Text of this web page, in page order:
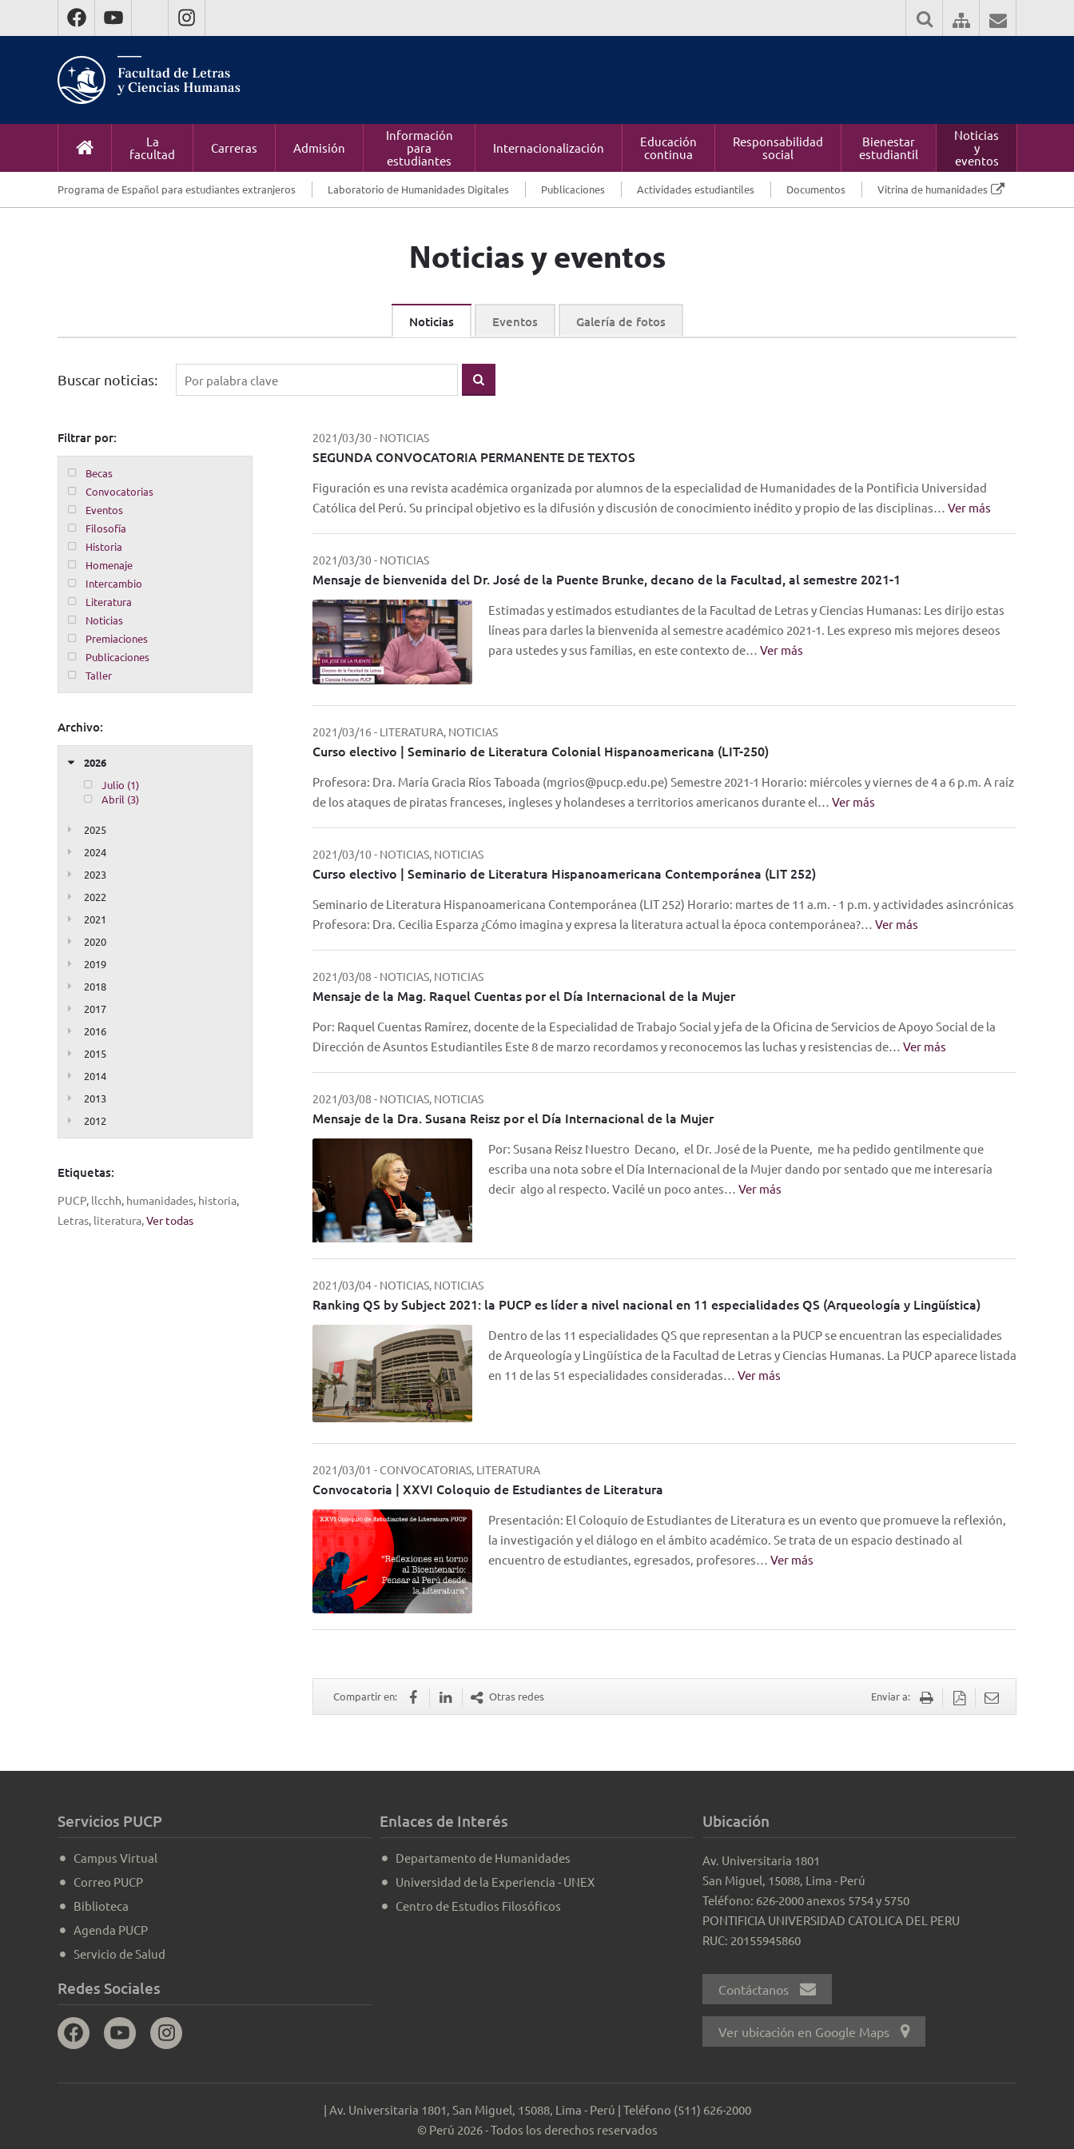
La
facultad
Carreras Admisión
Información
para
estudiantes
Internacionalización
Educación
continua
Responsabilidad
social
Bienestar
estudiantil
Noticias
y
eventos
Programa de Español para estudiantes extranjeros Laboratorio de Humanidades Digitales Publicaciones Actividades estudiantiles Documentos Vitrina de humanidades
Noticias y eventos
Noticias Eventos Galería de fotos
Buscar noticias:
Filtrar por:
Becas
Convocatorias
Eventos
Filosofía
Historia
Homenaje
Intercambio
Literatura
Noticias
Premiaciones
Publicaciones
Taller
Archivo:
2026
Julio (1)
Abril (3)
2025
2024
2023
2022
2021
2020
2019
2018
2017
2016
2015
2014
2013
2012
Etiquetas:
PUCP, llcchh, humanidades, historia,
Letras, literatura,Ver todas
2021/03/30- NOTICIAS
SEGUNDA CONVOCATORIA PERMANENTE DE TEXTOS
Figuración es una revista académica organizada por alumnos de la especialidad de Humanidades de la Pontificia Universidad
Católica del Perú. Su principal objetivo es la difusión y discusión de conocimiento inédito y propio de las disciplinas… Ver más
2021/03/30- NOTICIAS
Mensaje de bienvenida del Dr. José de la Puente Brunke, decano de la Facultad, al semestre 2021-1
Estimadas y estimados estudiantes de la Facultad de Letras y Ciencias Humanas: Les dirijo estas
líneas para darles la bienvenida al semestre académico 2021-1. Les expreso mis mejores deseos
para ustedes y sus familias, en este contexto de… Ver más
2021/03/16 - LITERATURA, NOTICIAS
Curso electivo | Seminario de Literatura Colonial Hispanoamericana (LIT-250)
Profesora: Dra. María Gracia Ríos Taboada (mgrios@pucp.edu.pe) Semestre 2021-1 Horario: miércoles y viernes de 4 a 6 p.m. A raíz
de los ataques de piratas franceses, ingleses y holandeses a territorios americanos durante el… Ver más
2021/03/10- NOTICIAS, NOTICIAS
Curso electivo | Seminario de Literatura Hispanoamericana Contemporánea (LIT 252)
Seminario de Literatura Hispanoamericana Contemporánea (LIT 252) Horario: martes de 11 a.m. - 1 p.m. y actividades asincrónicas
Profesora: Dra. Cecilia Esparza ¿Cómo imagina y expresa la literatura actual la época contemporánea?… Ver más
2021/03/08 - NOTICIAS, NOTICIAS
Mensaje de la Mag. Raquel Cuentas por el Día Internacional de la Mujer
Por: Raquel Cuentas Ramírez, docente de la Especialidad de Trabajo Social y jefa de la Oficina de Servicios de Apoyo Social de la
Dirección de Asuntos Estudiantiles Este 8 de marzo recordamos y reconocemos las luchas y resistencias de… Ver más
2021/03/08 - NOTICIAS, NOTICIAS
Mensaje de la Dra. Susana Reisz por el Día Internacional de la Mujer
Por: Susana Reisz Nuestro Decano, el Dr. José de la Puente, me ha pedido gentilmente que
escriba una nota sobre el Día Internacional de la Mujer dando por sentado que me interesaría
decir algo al respecto. Vacilé un poco antes… Ver más
2021/03/04- NOTICIAS, NOTICIAS
Ranking QS by Subject 2021: la PUCP es líder a nivel nacional en 11 especialidades QS (Arqueología y Lingüística)
Dentro de las 11 especialidades QS que representan a la PUCP se encuentran las especialidades
de Arqueología y Lingüística de la Facultad de Letras y Ciencias Humanas. La PUCP aparece listada
en 11 de las 51 especialidades consideradas… Ver más
2021/03/01 - CONVOCATORIAS, LITERATURA
Convocatoria | XXVI Coloquio de Estudiantes de Literatura
Presentación: El Coloquio de Estudiantes de Literatura es un evento que promueve la reflexión,
la investigación y el diálogo en el ámbito académico. Se trata de un espacio destinado al
encuentro de estudiantes, egresados, profesores… Ver más
Compartir en: Otras redes Enviar a:
Servicios PUCP
Campus Virtual
Correo PUCP
Biblioteca
Agenda PUCP
Servicio de Salud
Redes Sociales
Enlaces de Interés
Departamento de Humanidades
Universidad de la Experiencia - UNEX
Centro de Estudios Filosóficos
Ubicación
Av. Universitaria 1801
San Miguel, 15088, Lima - Perú
Teléfono: 626-2000 anexos 5754 y 5750
PONTIFICIA UNIVERSIDAD CATOLICA DEL PERU
RUC: 20155945860
Contáctanos
Ver ubicación en Google Maps
| Av. Universitaria 1801, San Miguel, 15088, Lima - Perú | Teléfono (511) 626-2000
© Perú 2026 - Todos los derechos reservados